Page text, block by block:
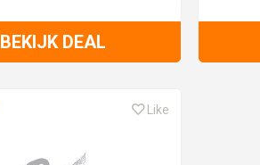
BEKIJK DEAL
Like